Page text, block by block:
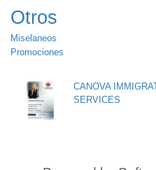
Otros
Miselaneos
Promociones
CANOVA
SERVICES